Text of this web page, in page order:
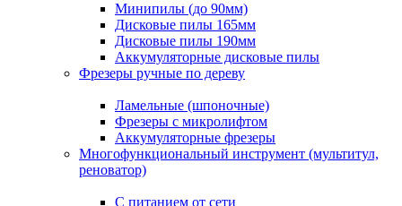
Минипилы (до 90мм)
Дисковые пилы 165мм
Дисковые пилы 190мм
Аккумуляторные дисковые пилы
Фрезеры ручные по дереву
Ламельные (шпоночные)
Фрезеры с микролифтом
Аккумуляторные фрезеры
Многофункциональный инструмент (мультитул,
реноватор)
С питанием от сети